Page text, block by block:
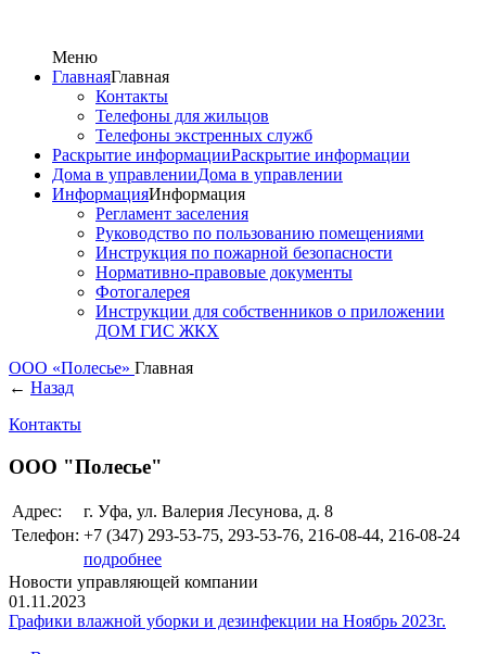
Меню
ГлавнаяГлавная
Контакты
Телефоны для жильцов
Телефоны экстренных служб
Раскрытие информацииРаскрытие информации
Дома в управленииДома в управлении
ИнформацияИнформация
Регламент заселения
Руководство по пользованию помещениями
Инструкция по пожарной безопасности
Нормативно-правовые документы
Фотогалерея
Инструкции для собственников о приложении
ДОМ ГИС ЖКХ
ООО «Полесье» Главная
← Назад
Контакты
ООО "Полесье"
Адрес:
г. Уфа, ул. Валерия Лесунова, д. 8
Телефон: +7 (347) 293-53-75, 293-53-76, 216-08-44, 216-08-24
подробнее
Новости управляющей компании
01.11.2023
Графики влажной уборки и дезинфекции на Ноябрь 2023г.